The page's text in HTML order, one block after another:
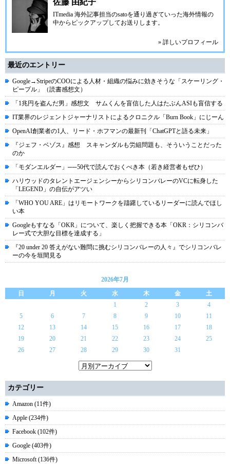
佐藤 由紀子
ITmedia 海外記事担当のsatoを通り過ぎていった海外情報の
中からピックアップしてお送りします。
» 詳しいプロフィール
最近のエントリー
Google→StripeのCOOによる人材・組織の悩みに効きそうな「スケーリング・
ピープル」（読書感想文）
「1兆円を盗んだ男」感想文 サムくんを盲信した人はたぶんASIも盲信する
IT業界のレジェントジャーナリストによるクロニクル「Burn Book」にじーん
OpenAI創業者の1人、リード・ホフマンの最新刊「ChatGPTと語る未来」
『ジェフ・ベゾス』感想 スキャンダルも労組問題も、そういうことだった
のか
「モダンエルダー」──50代で読んでおくべき本（若き経営者もぜひ）
ハリウッドのタレントエージェンシーからシリコンバレーのVCに転身した
「LEGEND」の自伝がアツい
「WHO YOU ARE」はリモートワークを躊躇しているリーダーに読んでほし
い本
Googleもすなる「OKR」について、楽しく把握できる本「OKR：シリコンバ
レー式で大胆な目標を達成する」
『20 under 20 答えがない難問に挑むシリコンバレーの人々』でシリコンバレ
ーの今を垣間見る
2026年7月
日
月 火 水 木 金
土
1
2 3
4
5
6 7 8 9 10
11
12
13 14 15 16 17
18
19
20 21 22 23 24
25
26
27 28 29 30 31
カテゴリー
Amazon (11件)
Apple (234件)
Facebook (102件)
Google (403件)
Microsoft (136件)